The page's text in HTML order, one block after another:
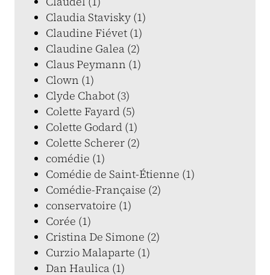
Claudia Stavisky (1)
Claudine Fiévet (1)
Claudine Galea (2)
Claus Peymann (1)
Clown (1)
Clyde Chabot (3)
Colette Fayard (5)
Colette Godard (1)
Colette Scherer (2)
comédie (1)
Comédie de Saint-Étienne (1)
Comédie-Française (2)
conservatoire (1)
Corée (1)
Cristina De Simone (2)
Curzio Malaparte (1)
Dan Haulica (1)